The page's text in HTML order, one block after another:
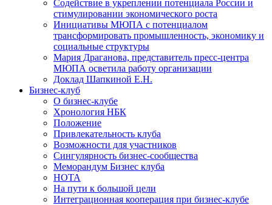
Cодействие в укреплении потенциала России и
стимулировании экономического роста
Инициативы МЮПА с потенциалом
трансформировать промышленность, экономику и
социальные структуры
Мария Драганова, представитель пресс-центра
МЮПА осветила работу организации
Доклад Шапкиной Е.Н.
Бизнес-клуб
О бизнес-клубе
Хронология НБК
Положение
Привлекательность клуба
Возможности для участников
Сингулярность бизнес-сообщества
Меморандум Бизнес клуба
НОТА
На пути к большой цели
Интеграционная кооперация при бизнес-клубе